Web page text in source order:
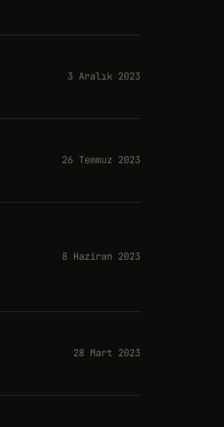
3 Aralık 2023
26 Temmuz 2023
8 Haziran 2023
28 Mart 2023